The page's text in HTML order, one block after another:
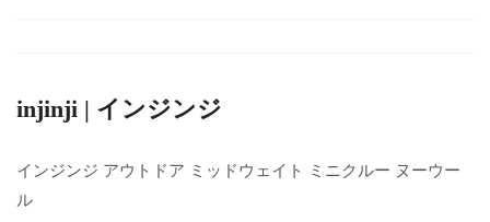
injinji | インジンジ
インジンジ アウトドア ミッドウェイト ミニクルー ヌーウー
ル